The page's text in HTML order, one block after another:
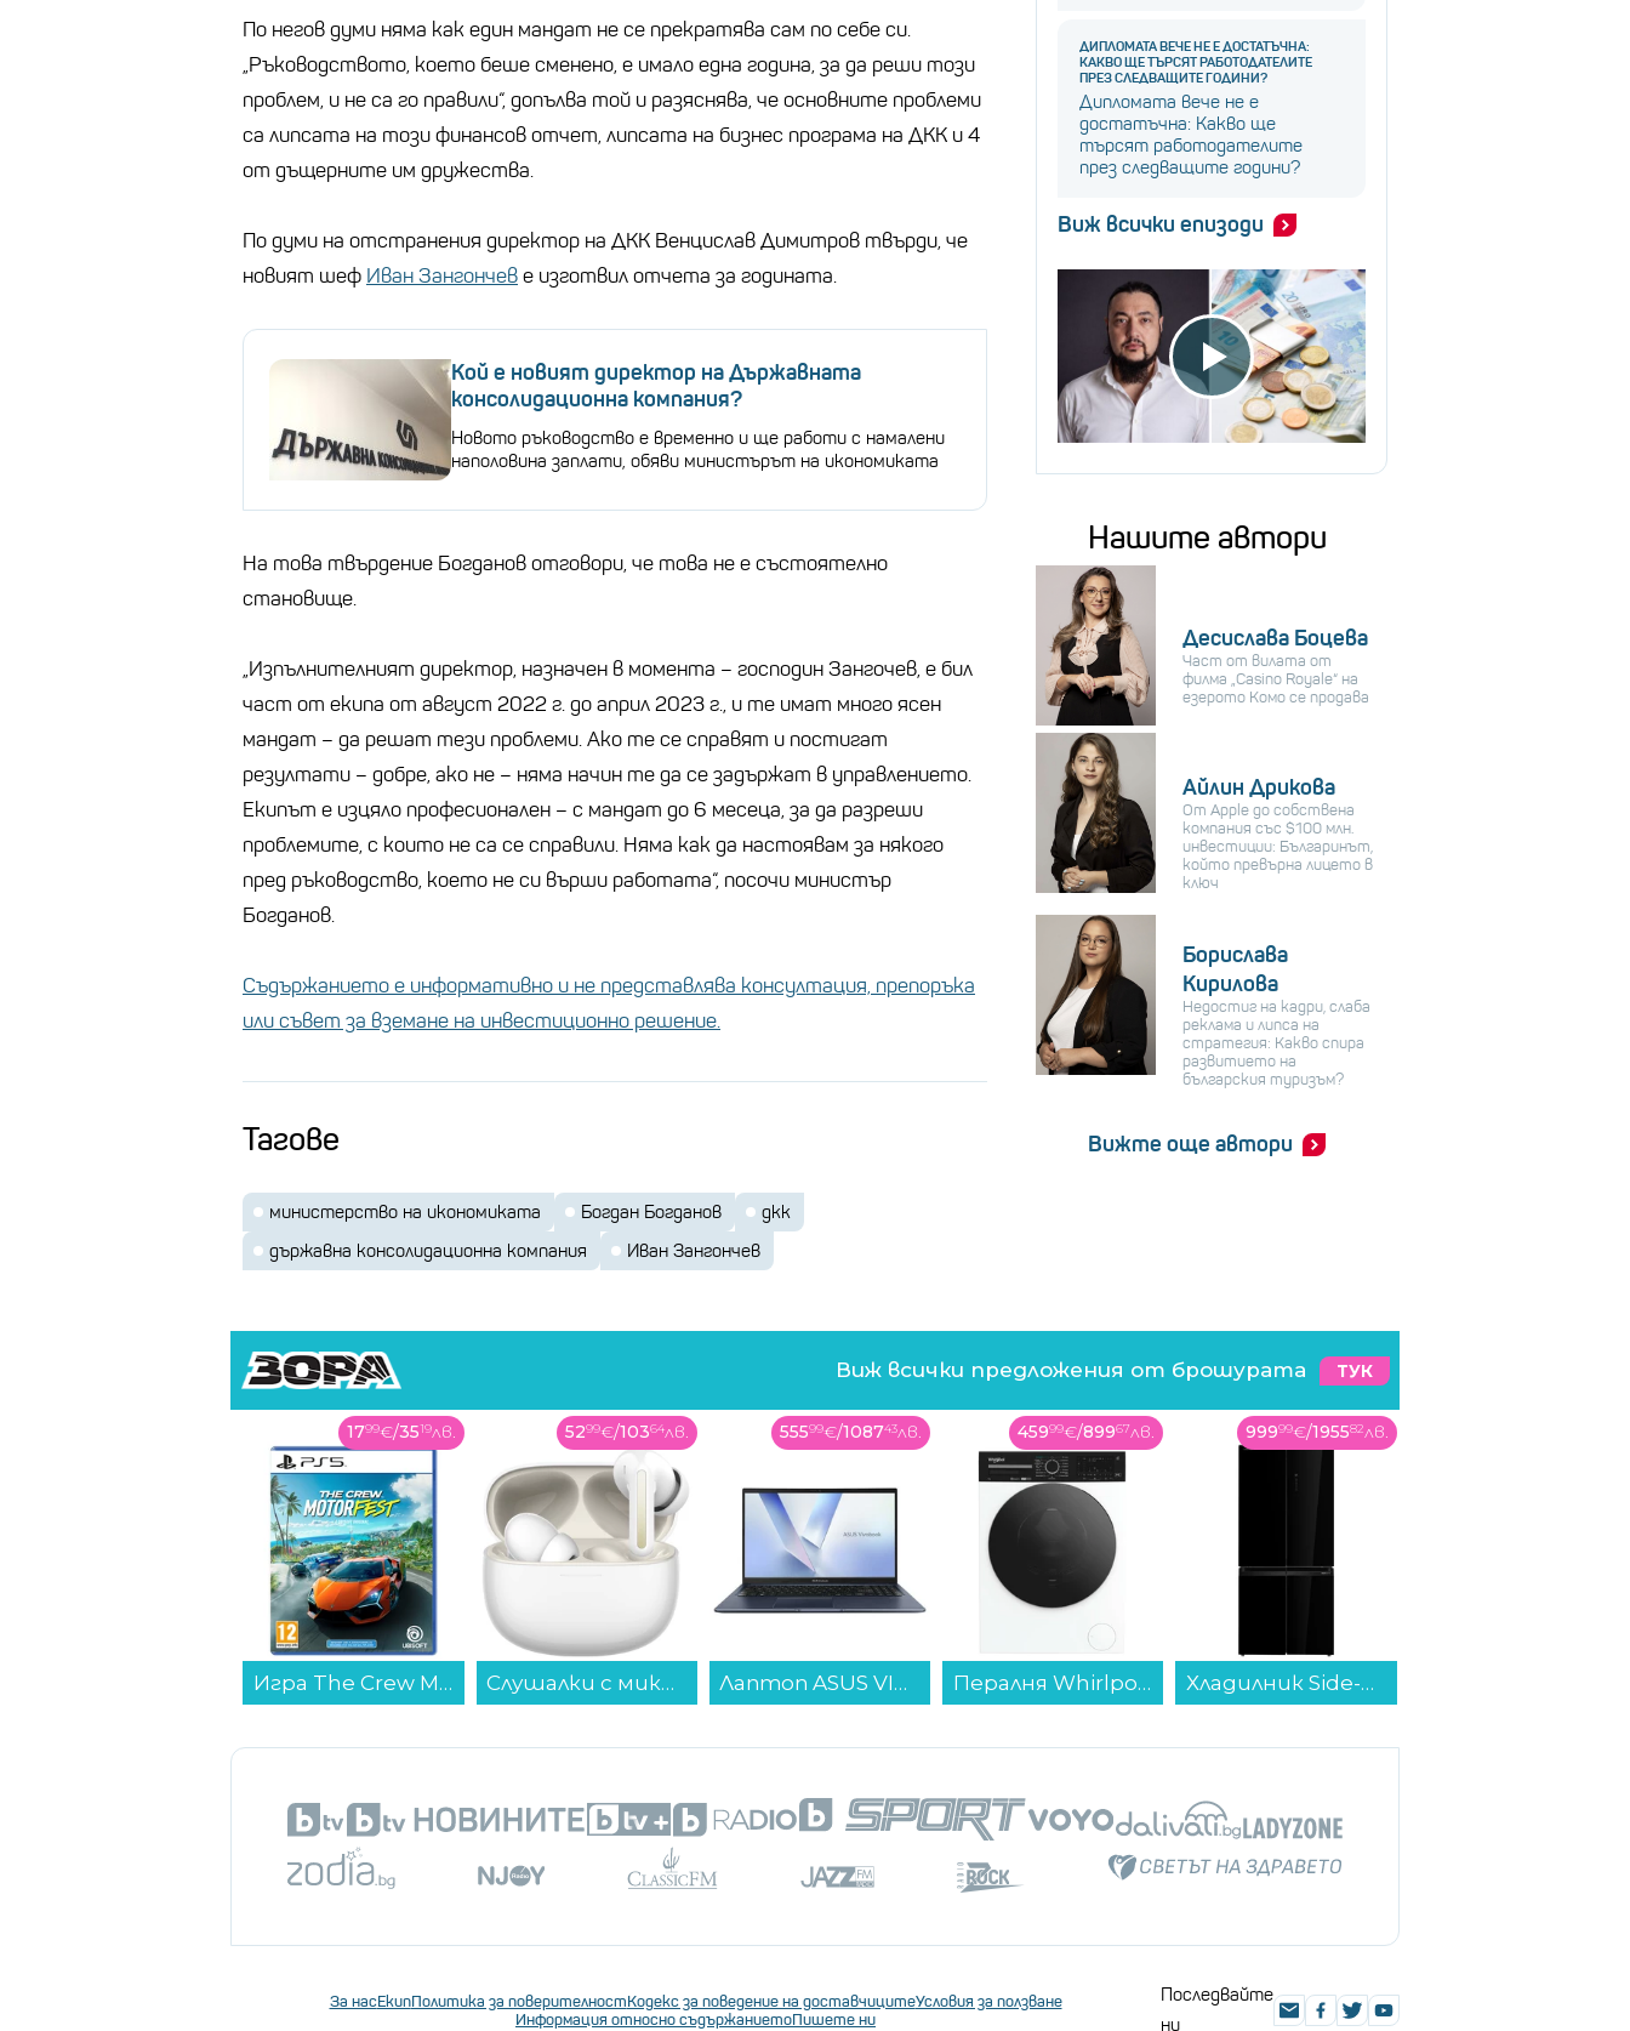
По негов думи няма как един мандат не се прекратява сам по себе си.
„Ръководството, което беше сменено, е имало една година, за да реши този
проблем, и не са го правили“, допълва той и разяснява, че основните проблеми
са липсата на този финансов отчет, липсата на бизнес програма на ДКК и 4
от дъщерните им дружества.
По думи на отстранения директор на ДКК Венцислав Димитров твърди, че
новият шеф Иван Зангончеве изготвил отчета за годината.
Кой е новият директор на Държавната
консолидационна компания?
Новото ръководство е временно и ще работи с намалени
наполовина заплати, обяви министърът на икономиката
На това твърдение Богданов отговори, че това не е състоятелно
становище.
„Изпълнителният директор, назначен в момента – господин Зангочев, е бил
част от екипа от август 2022 г. до април 2023 г., и те имат много ясен
мандат – да решат тези проблеми. Ако те се справят и постигат
резултати – добре, ако не – няма начин те да се задържат в управлението.
Екипът е изцяло професионален – с мандат до 6 месеца, за да разреши
проблемите, с които не са се справили. Няма как да настоявам за някого
пред ръководство, което не си върши работата“, посочи министър
Богданов.
Съдържанието е информативно и не представлява консултация, препоръка
или съвет за вземане на инвестиционно решение.
Тагове
министерство на икономиката Богдан Богданов
дкк
държавна консолидационна компания
Иван Зангончев
ДИПЛОМАТА ВЕЧЕ НЕ Е ДОСТАТЪЧНА:
КАКВО ЩЕ ТЪРСЯТ РАБОТОДАТЕЛИТЕ
ПРЕЗ СЛЕДВАЩИТЕ ГОДИНИ?
Дипломата вече не е
достатъчна: Какво ще
търсят работодателите
през следващите години?
Виж всички епизоди
Нашите автори
Десислава Боцева
Част от вилата от
филма „Casino Royale“ на
езерото Комо се продава
Айлин Дрикова
От Apple до собствена
компания със $100 млн.
инвестиции: Българинът,
който превърна лицето в
ключ
Борислава
Кирилова
Недостиг на кадри, слаба
реклама и липса на
стратегия: Какво спира
развитието на
българския туризъм?
Вижте още автори
Виж всички предложения от брошурата ТУК
5299€/10364лв.
Слушалки с микрофон Xiaomi REDMI BUDS 8 WHITE BHR08UHGL , Bluetooth , IN-EAR (ТАПИ)...
55599€/108743лв.
Лаптоп ASUS VIVOBOOK 15 M1502YA-BQ928 , 15.60 , 16 , 512GB SSD , AMD Radeon Graphics , AMD Ryzen 7 5825U OCTA CORE , Без OS...
45999€/89967лв.
Пералня Whirlpool WPM 911W ADS EE , 1400 об./мин., 9.00 kg, A , Бял...
99999€/195582лв.
Хладилник Side-by-Side Toshiba GR-RF677WI-PGJ(22) , 515 l, E , No Frost , Черен...
25999€/5085лв.
Хладилник с горна камера Finlux FXRA 28350 IXE , 243 l, E , Инокс , Статична...
За насЕкипПолитика за поверителностКодекс за поведение на доставчицитеУсловия за ползване
Информация относно съдържаниетоПишете ни
Последвайте
ни